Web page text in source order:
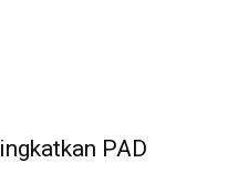
PAD